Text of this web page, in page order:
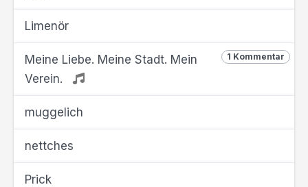
Limenör
1 Kommentar
Meine Liebe. Meine Stadt. Mein
Verein.
muggelich
nettches
Prick